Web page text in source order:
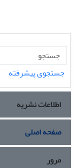
جستجوی پیشرفته
اطلاعات نشریه
صفحه اصلی
مرور